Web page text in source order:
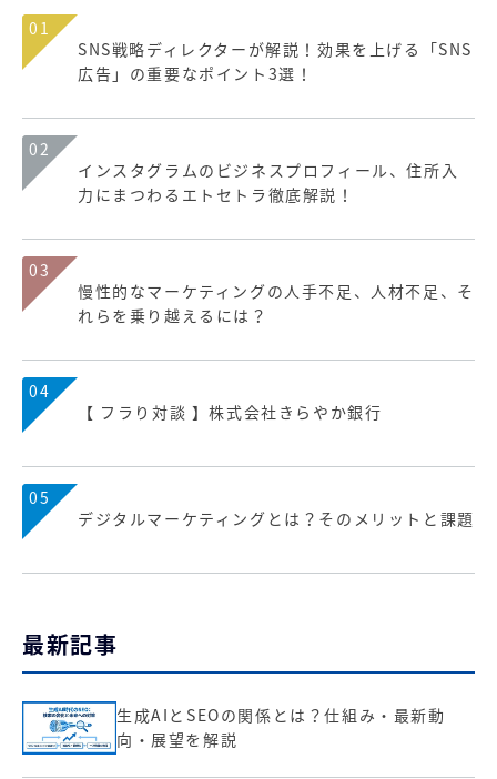
01
SNS戦略ディレクターが解説！効果を上げる「SNS
広告」の重要なポイント3選！
02
インスタグラムのビジネスプロフィール、住所入
力にまつわるエトセトラ徹底解説！
03
慢性的なマーケティングの人手不足、人材不足、そ
れらを乗り越えるには？
04
【 フラり対談 】株式会社きらやか銀行
05
デジタルマーケティングとは？そのメリットと課題
最新記事
生成AIとSEOの関係とは？仕組み・最新動
向・展望を解説